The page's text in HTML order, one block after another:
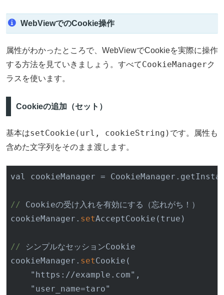
WebViewでのCookie操作
属性がわかったところで、WebViewでCookieを実際に操作
する方法を見ていきましょう。すべてCookieManagerク
ラスを使います。
Cookieの追加（セット）
基本はsetCookie(url, cookieString) です。属性も
含めた文字列をそのまま渡します。
val cookieManager =
//
Cookieの受け入れを有効にする（忘れがち！）
cookieManager. setAcceptCookie (true)
//
シンプルなセッションCookie
cookieManager. setCookie (
    "https://example.com",
    "
user_name=taro"